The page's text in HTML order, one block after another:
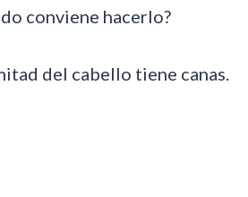
conviene hacerlo?
del cabello tiene canas.